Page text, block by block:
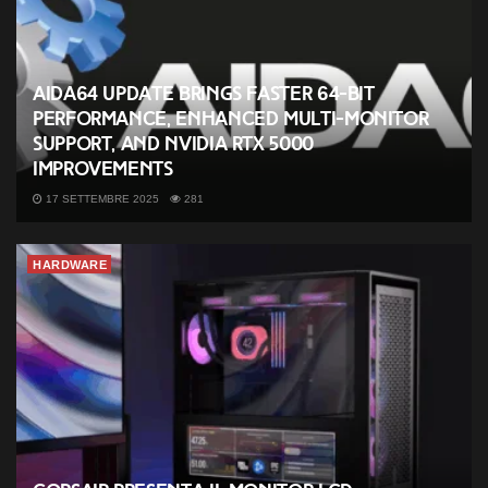
AIDA64 Update Brings Faster 64-Bit
Performance, Enhanced Multi-Monitor
Support, and NVIDIA RTX 5000
Improvements
17 SETTEMBRE 2025 281
HARDWARE